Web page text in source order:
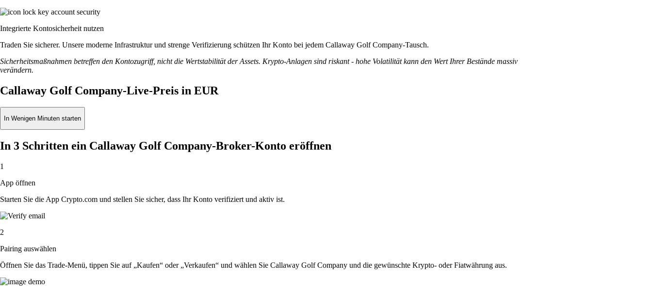
Integrierte Kontosicherheit nutzen
Traden Sie sicherer. Unsere moderne Infrastruktur und strenge Verifizierung schützen Ihr Konto bei jedem Callaway Golf Company-Tausch.
Sicherheitsmaßnahmen betreffen den Kontozugriff, nicht die Wertstabilität der Assets. Krypto-Anlagen sind riskant - hohe Volatilität kann den Wert Ihrer Bestände massiv
verändern.
Callaway Golf Company-Live-Preis in EUR
In Wenigen Minuten starten
In 3 Schritten ein Callaway Golf Company-Broker-Konto eröffnen
1
App öffnen
Starten Sie die App Crypto.com und stellen Sie sicher, dass Ihr Konto verifiziert und aktiv ist.
2
Pairing auswählen
Öffnen Sie das Trade-Menü, tippen Sie auf „Kaufen“ oder „Verkaufen“ und wählen Sie Callaway Golf Company und die gewünschte Krypto- oder Fiatwährung aus.